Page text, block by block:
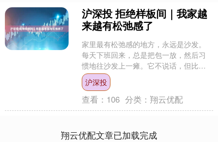
沪深投 拒绝样板间｜我家越
来越有松弛感了
家里最有松弛感的地方，永远是沙发。
每天下班回来，总是把包一放，然后习
惯地往沙发上一瘫。它不说话，但比任
何人都能接住你的疲惫。所以它得扛
造，还得舒服。直到遇见可纳....
沪深投
查看： 106 分类：翔云优配
翔云优配文章已加载完成